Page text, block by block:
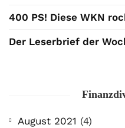
400 PS! Diese WKN
Der Leserbrief der
August 2021 (4)